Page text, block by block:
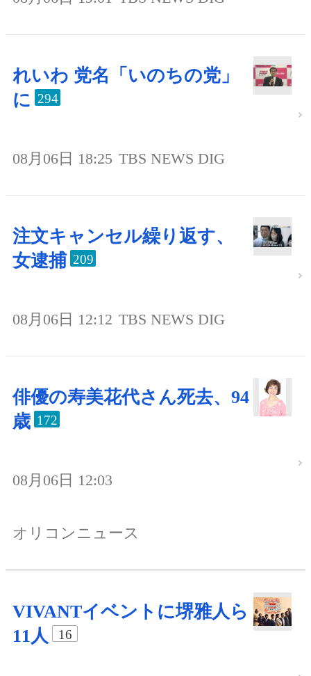
れいわ 党名「いのちの党」
に 294
08月06日 18:25 TBS NEWS DIG
注文キャンセル繰り返す、
女逮捕 209
08月06日 12:12 TBS NEWS DIG
俳優の寿美花代さん死去、94
歳 172
08月06日 12:03
オリコンニュース
VIVANTイベントに堺雅人ら
11人
16